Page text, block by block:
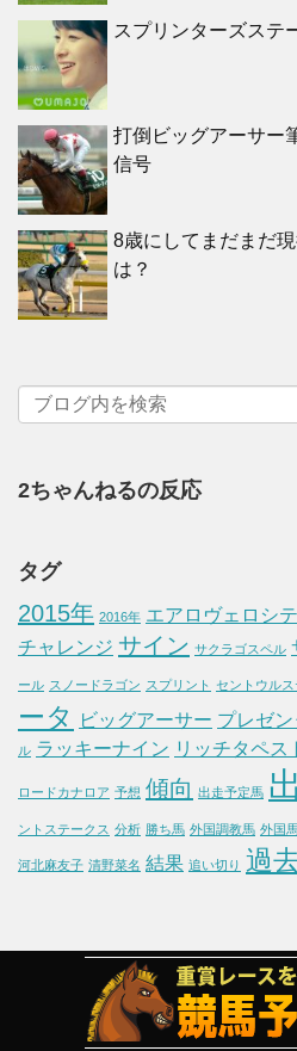
スプリンターズステ
打倒ビッグアーサー
信号
8歳にしてまだまだ
は？
2ちゃんねるの反応
タグ
2015年 2016年 エアロヴェロシ
チャレンジ サイン サクラゴスペル
ール スノードラゴン スプリント セントウルス
ータ
ビッグアーサー プレゼ
ル ラッキーナイン リッチタペス
ロードカナロア 予想 傾向 出走予定馬
ントステークス 分析 勝ち馬 外国調教馬 外国
河北麻友子 清野菜名 結果 追い切り 過